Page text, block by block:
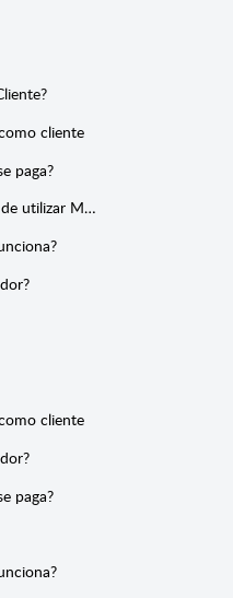
cliente
paga?
¿Cuales son los beneficios de utilizar MK Care?
cliente
paga?